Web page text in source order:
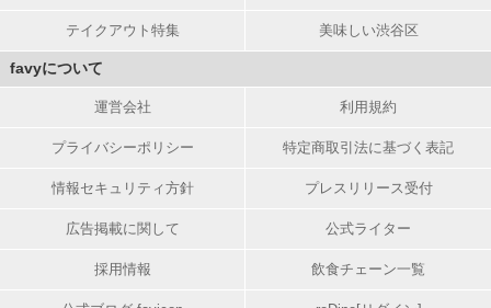
テイクアウト特集 美味しい渋谷区
favyについて
運営会社 利用規約
プライバシーポリシー 特定商取引法に基づく表記
情報セキュリティ方針 プレスリリース受付
広告掲載に関して 公式ライター
採用情報 飲食チェーン一覧